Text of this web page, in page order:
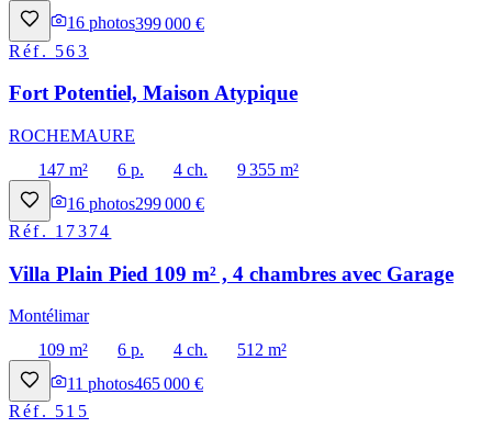
16 photos399 000 €
Réf. 563
Fort Potentiel, Maison Atypique
ROCHEMAURE
147 m²
6 p. 4 ch.
9 355 m²
16 photos299 000 €
Réf. 17374
Villa Plain Pied 109 m² , 4 chambres avec Garage
Montélimar
109 m²
6 p. 4 ch.
512 m²
11 photos465 000 €
Réf. 515